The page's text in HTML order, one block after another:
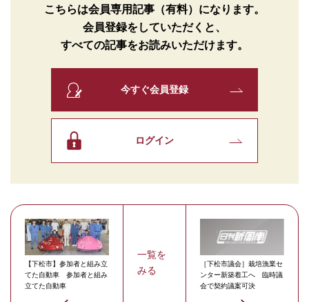
こちらは会員専用記事（有料）になります。
会員登録をしていただくと、
すべての記事をお読みいただけます。
今すぐ会員登録
ログイン
【下松市】参加者と組み立
てた自動車 参加者と組み
立てた自動車
一覧を
みる
［下松市議会］栽培漁業セ
ンター新築着工へ 臨時議
会で契約議案可決